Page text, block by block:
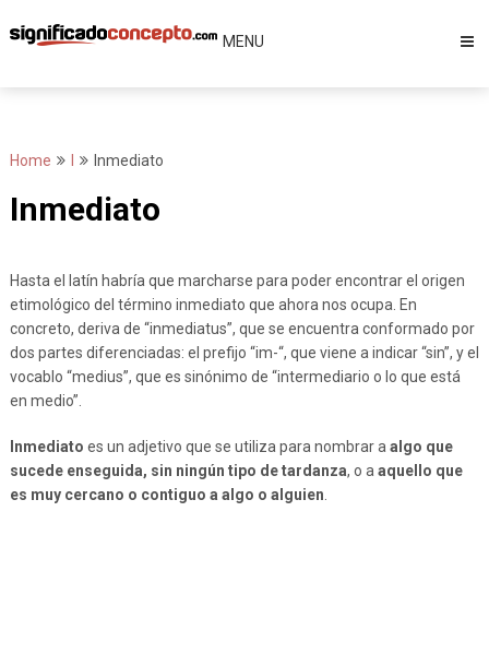
to
MENU
Home Inmediato
Inmediato
Hasta el latín habría que marcharse para poder encontrar el origen
etimológico del término inmediato que ahora nos ocupa. En
concreto, deriva de “inmediatus”, que se encuentra conformado por
dos partes diferenciadas: el prefijo “im-“, que viene a indicar “sin”, y el
vocablo “medius”, que es sinónimo de “intermediario o lo que está
en medio”.
Inmediato es un adjetivo que se utiliza para nombrar a algo que
sucede enseguida, sin ningún tipo de tardanza, o a aquello que
es muy cercano o contiguo a algo o alguien